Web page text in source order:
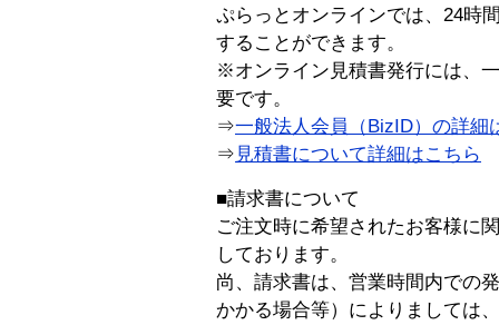
ぷらっとオンラインでは、24時
することができます。
※オンライン見積書発行には、
要です。
⇒一般法人会員（BizID）の詳細
⇒ 見積書について詳細はこちら
■請求書について
ご注文時に希望されたお客様に
しております。
尚、請求書は、営業時間内での
かかる場合等）によりましては